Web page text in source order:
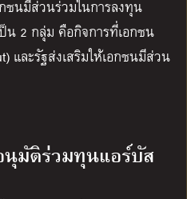
ชนมีส่วนร่วมในการลงทุน
น 2 กลุ่ม คือกิจการที่เอกชน
และรัฐส่งเสริมให้เอกชนมีส่วน
มัติร่วมทุนแอร์บัส